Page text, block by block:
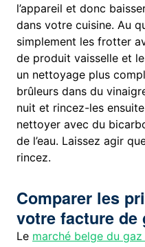
l’appareil et donc
dans votre cuisine. Au
simplement les frotter
de produit vaisselle et
un nettoyage plus
brûleurs dans du
nuit et rincez-les
nettoyer avec du
de l’eau. Laissez agir
rincez.
Comparer les
votre facture de
Le marché belge du